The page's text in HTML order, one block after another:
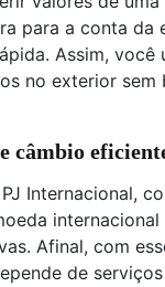
para a conta da
Assim, você
no exterior sem
câmbio
Internacional,
Afinal, com
de